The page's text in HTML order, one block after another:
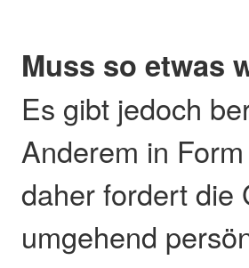
Muss so etwas
Es gibt jedoch
Anderem in
daher fordert die
umgehend